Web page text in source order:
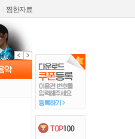
찜한자료